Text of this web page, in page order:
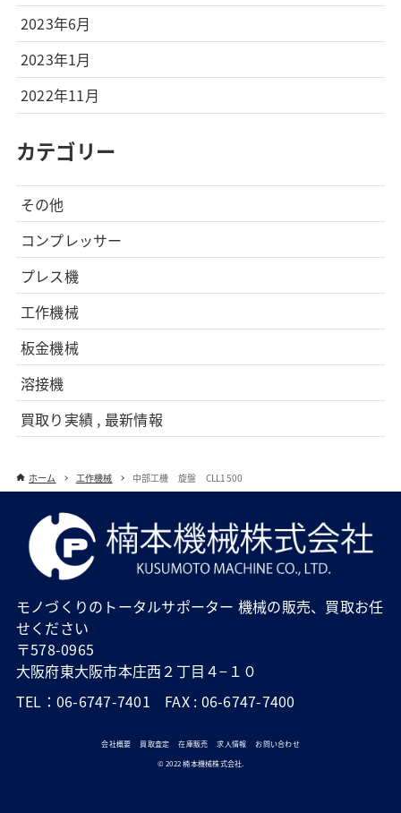
2023年6月
2023年1月
2022年11月
カテゴリー
その他
コンプレッサー
プレス機
工作機械
板金機械
溶接機
買取り実績 , 最新情報
ホーム 工作機械 中部工機 旋盤 CLL1500
モノづくりのトータルサポーター 機械の販売、買取お任
せください
〒578-0965
大阪府東大阪市本庄西２丁目４−１０
TEL：06-6747-7401 FAX : 06-6747-7400
会社概要 買取査定 在庫販売 求人情報
お問い合わせ
© 2022 楠本機械株式会社.